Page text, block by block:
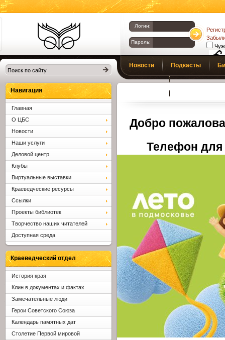
Библиотеки
Клина. Клинская
ЦБС.
Логин:
Пароль:
Новости Подкасты
Добро
Телефон для
Навигация
Главная
О ЦБС
Новости
Наши услуги
Деловой центр
Клубы
Виртуальные выставки
Краеведческие ресурсы
Ссылки
Проекты библиотек
Творчество наших читателей
Доступная среда
Краеведческий отдел
История края
Клин в документах и фактах
Замечательные люди
Герои Советского Союза
Календарь памятных дат
Столетие Первой мировой